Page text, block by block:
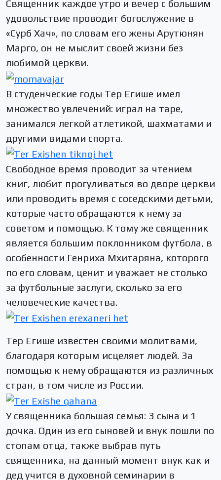
Священник каждое утро и вечер с большим
удовольствие проводит богослужение в
«Сурб Хач», по словам его жены Арутюнян
Марго, он не мыслит своей жизни без
любимой церкви.
В студенческие годы Тер Егише имел
множество увлечений: играл на таре,
занимался легкой атлетикой, шахматами и
другими видами спорта.
Свободное время проводит за чтением
книг, любит прогуливаться во дворе церкви
или проводить время с соседскими детьми,
которые часто обращаются к нему за
советом и помощью. К тому же священник
является большим поклонником футбола, в
особенности Генриха Мхитаряна, которого
по его словам, ценит и уважает не столько
за футбольные заслуги, сколько за его
человеческие качества.
Тер Егише известен своими молитвами,
благодаря которым исцеляет людей. За
помощью к нему обращаются из различных
стран, в том числе из России.
У священника большая семья: 3 сына и 1
дочка. Один из его сыновей и внук пошли по
стопам отца, также выбрав путь
священника, на данный момент внук как и
дед учится в духовной семинарии в